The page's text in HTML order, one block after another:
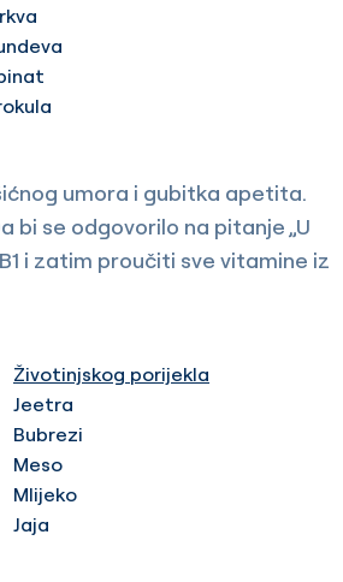
umora i gubitka apetita.
bi se odgovorilo na pitanje „U
i zatim proučiti sve vitamine iz
Životinjskog porijekla
Jeetra
Bubrezi
Meso
Mlijeko
Jaja